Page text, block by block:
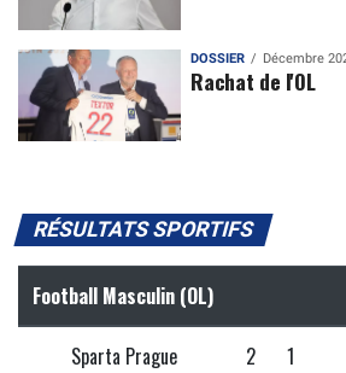
DOSSIER Décembre
Rachat de l'OL
RÉSULTATS SPORTIFS
Football Masculin (OL)
Sparta Prague 2 1